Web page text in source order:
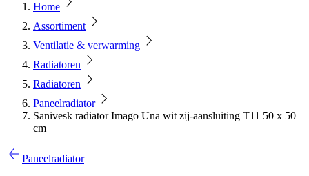
Home
Assortiment
Ventilatie & verwarming
Radiatoren
Radiatoren
Paneelradiator
Sanivesk radiator Imago Una wit zij-aansluiting T11 50 x 50
cm
Paneelradiator